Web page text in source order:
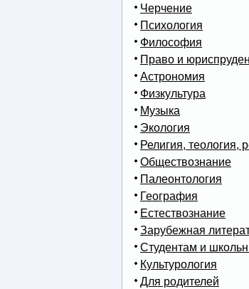
Черчение
Психология
Философия
Право и
Астрономия
Физкультура
Музыка
Экология
Религия, теология,
Обществознание
Палеонтология
География
Естествознание
Зарубежная
Студентам и
Культурология
Для родителей